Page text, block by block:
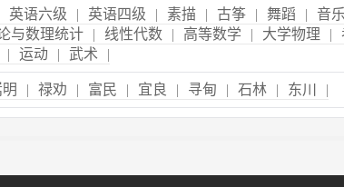
英语六级 | 英语四级 | 素描 | 古筝 | 舞蹈 | 音乐
与数理统计 | 线性代数 | 高等数学 | 大学物理 |
| 运动 | 武术 |
| 禄劝 | 富民 | 宜良 | 寻甸 | 石林 | 东川 |